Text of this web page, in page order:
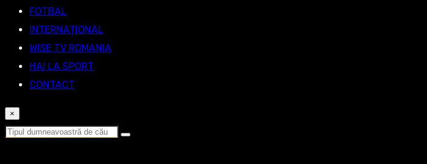
FOTBAL
INTERNAȚIONAL
WISE TV ROMANIA
HAI LA SPORT
CONTACT
×